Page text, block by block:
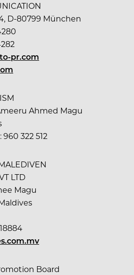
D-80799 München
pr.com
Ahmed Magu
960 322 512
LTD
Magu
Board